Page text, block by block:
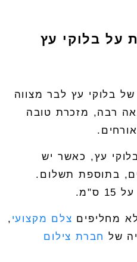
על בלוקי עץ
של בלוקי עץ לבר מצווה
רבה, מזכרת טובה
תקבלו מאיתנו 50 בלוקי עץ, כאשר יש
בתוספת תשלום.
מחליפים צלם מקצועי ,
של חברת צילום